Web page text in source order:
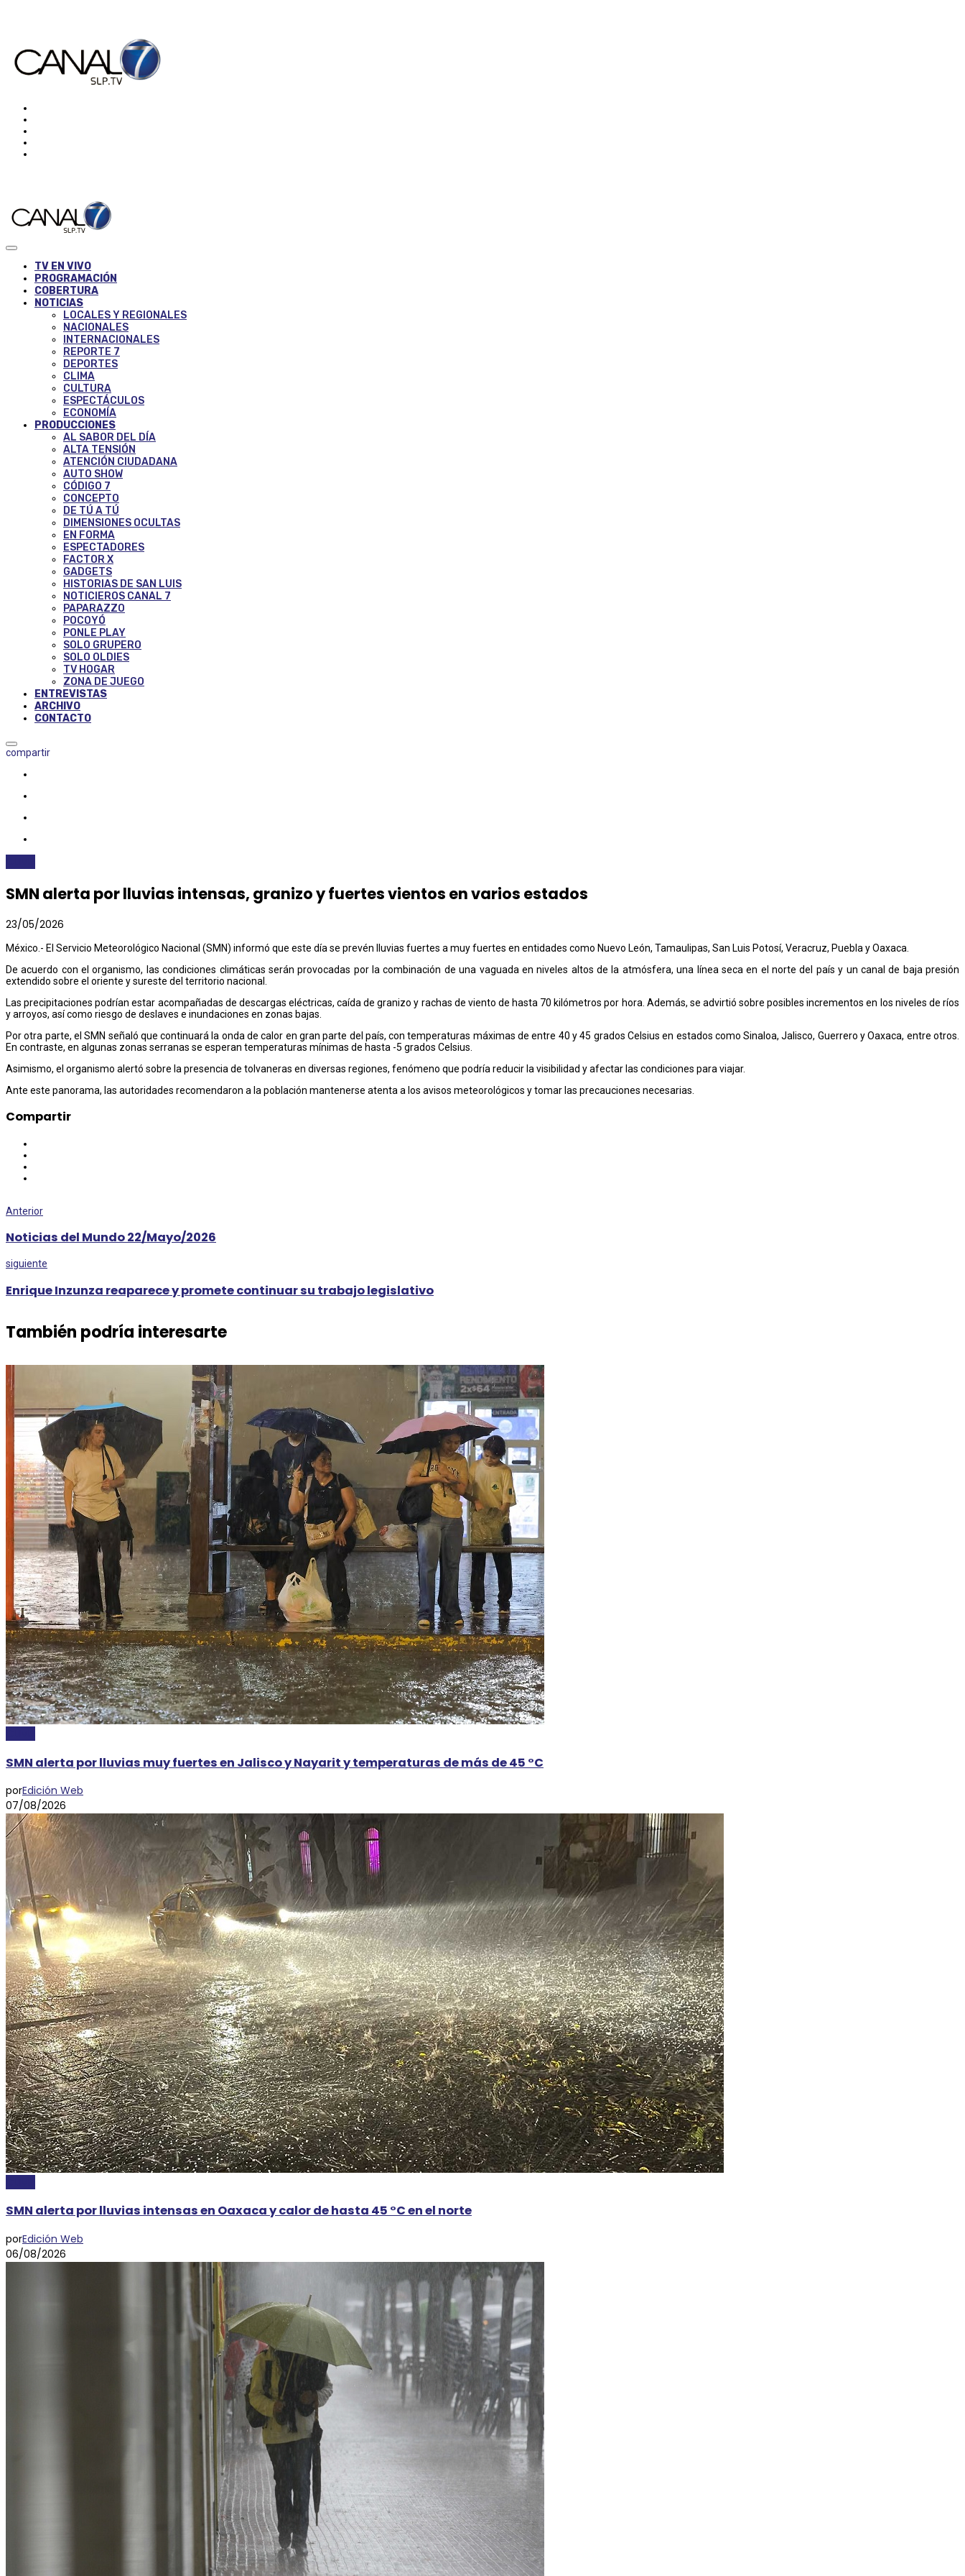
TV EN VIVO
PROGRAMACIÓN
COBERTURA
NOTICIAS
LOCALES Y REGIONALES
NACIONALES
INTERNACIONALES
REPORTE 7
DEPORTES
CLIMA
CULTURA
ESPECTÁCULOS
ECONOMÍA
PRODUCCIONES
AL SABOR DEL DÍA
ALTA TENSIÓN
ATENCIÓN CIUDADANA
AUTO SHOW
CÓDIGO 7
CONCEPTO
DE TÚ A TÚ
DIMENSIONES OCULTAS
EN FORMA
ESPECTADORES
FACTOR X
GADGETS
HISTORIAS DE SAN LUIS
NOTICIEROS CANAL 7
PAPARAZZO
POCOYÓ
PONLE PLAY
SOLO GRUPERO
SOLO OLDIES
TV HOGAR
ZONA DE JUEGO
ENTREVISTAS
ARCHIVO
CONTACTO
compartir
SMN alerta por lluvias intensas, granizo y fuertes vientos en varios estados
23/05/2026
México.- El Servicio Meteorológico Nacional (SMN) informó que este día se prevén lluvias fuertes a muy fuertes en entidades como Nuevo León, Tamaulipas, San Luis Potosí, Veracruz, Puebla y Oaxaca.
De acuerdo con el organismo, las condiciones climáticas serán provocadas por la combinación de una vaguada en niveles altos de la atmósfera, una línea seca en el norte del país y un canal de baja presión
extendido sobre el oriente y sureste del territorio nacional.
Las precipitaciones podrían estar acompañadas de descargas eléctricas, caída de granizo y rachas de viento de hasta 70 kilómetros por hora. Además, se advirtió sobre posibles incrementos en los niveles de ríos
y arroyos, así como riesgo de deslaves e inundaciones en zonas bajas.
Por otra parte, el SMN señaló que continuará la onda de calor en gran parte del país, con temperaturas máximas de entre 40 y 45 grados Celsius en estados como Sinaloa, Jalisco, Guerrero y Oaxaca, entre otros.
En contraste, en algunas zonas serranas se esperan temperaturas mínimas de hasta -5 grados Celsius.
Asimismo, el organismo alertó sobre la presencia de tolvaneras en diversas regiones, fenómeno que podría reducir la visibilidad y afectar las condiciones para viajar.
Ante este panorama, las autoridades recomendaron a la población mantenerse atenta a los avisos meteorológicos y tomar las precauciones necesarias.
Compartir
Anterior
Noticias del Mundo 22/Mayo/2026
siguiente
Enrique Inzunza reaparece y promete continuar su trabajo legislativo
También podría interesarte
SMN alerta por lluvias muy fuertes en Jalisco y Nayarit y temperaturas de más de 45 °C
porEdición Web
07/08/2026
SMN alerta por lluvias intensas en Oaxaca y calor de hasta 45 °C en el norte
porEdición Web
06/08/2026